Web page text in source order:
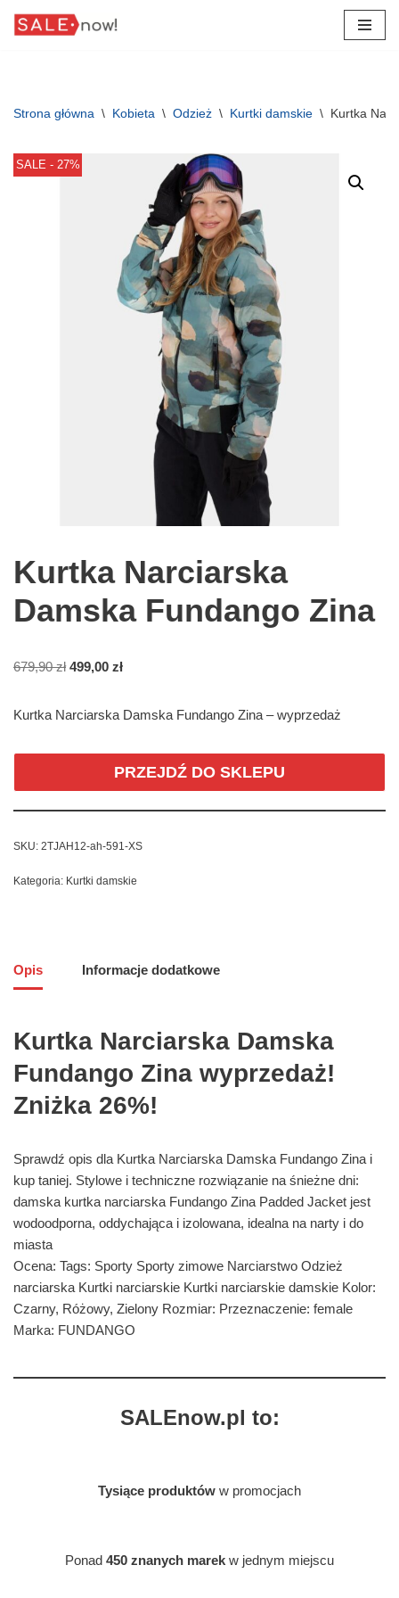
Strona główna \ Kobieta \ Odzież \ Kurtki damskie \ Kurtka
SALE - 27%
Kurtka Narciarska
Damska Fundango Zina
679,90zł 499,00 zł
Kurtka Narciarska Damska Fundango Zina – wyprzedaż
PRZEJDŹ DO SKLEPU
SKU: 2TJAH12-ah-591-XS
Kategoria: Kurtki damskie
Opis Informacje dodatkowe
Kurtka Narciarska Damska
Fundango Zina wyprzedaż!
Zniżka 26%!
Sprawdź opis dla Kurtka Narciarska Damska Fundango Zina i
kup taniej. Stylowe i techniczne rozwiązanie na śnieżne dni:
damska kurtka narciarska Fundango Zina Padded Jacket jest
wodoodporna, oddychająca i izolowana, idealna na narty i do
miasta
Ocena: Tags: Sporty Sporty zimowe Narciarstwo Odzież
narciarska Kurtki narciarskie Kurtki narciarskie damskie Kolor:
Czarny, Różowy, Zielony Rozmiar: Przeznaczenie: female
Marka: FUNDANGO
SALEnow.pl to:
Tysiące produktów w promocjach
Ponad 450 znanych marek w jednym miejscu